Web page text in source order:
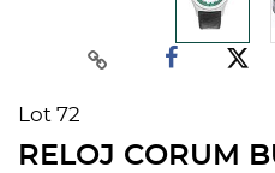
Lot 72
RELOJ CORUM